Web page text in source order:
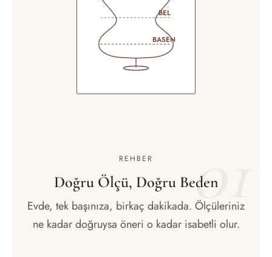
BEL
BASEN
01
REHBER
Doğru Ölçü, Doğru Beden
Evde, tek başınıza, birkaç dakikada. Ölçüleriniz
ne kadar doğruysa öneri o kadar isabetli olur.